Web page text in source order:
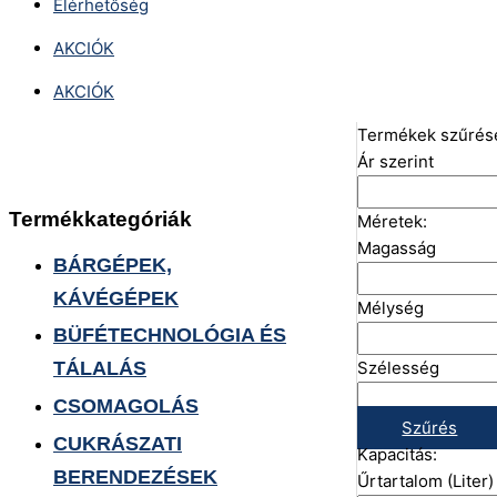
Elérhetőség
AKCIÓK
AKCIÓK
Termékkategóriák
BÁRGÉPEK,
KÁVÉGÉPEK
BÜFÉTECHNOLÓGIA ÉS
TÁLALÁS
CSOMAGOLÁS
CUKRÁSZATI
BERENDEZÉSEK
Termékek
Ár szerint
Méretek:
Magasság
Mélység
Szélesség
Szűrés
Kapacitás:
Űrtartalom (Liter)